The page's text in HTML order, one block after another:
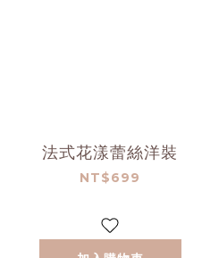
法式花漾蕾絲洋裝
NT$699